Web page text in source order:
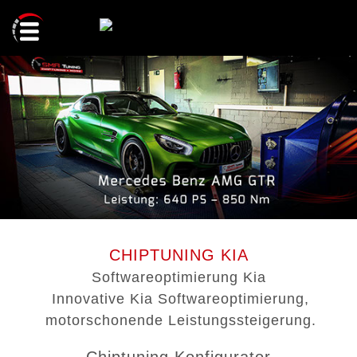
LEISTUNGEN
CHIPTUNING
GETRIEBEOPTIMIERUNG
LEISTUNGSPRÜFSTAND
CODIERUNG
ÖLDRUCKANHEBUNG
CHIPTUNING KONFIGURATOR
REFERENZEN
FACEBOOK
INSTAGRAM
KONTAKTFORMULAR
WHATSAPP AN SMA TUNING
CHIPTUNING KIA
Softwareoptimierung Kia
Innovative Kia Softwareoptimierung,
motorschonende Leistungssteigerung.